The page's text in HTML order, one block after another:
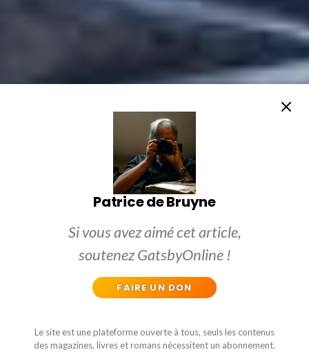
Patrice de Bruyne
Si vous avez aimé cet article,
soutenez GatsbyOnline !
FAIRE UN DON
Le site est une plateforme ouverte à tous, seuls les contenus
des magazines, livres et romans nécessitent un abonnement.